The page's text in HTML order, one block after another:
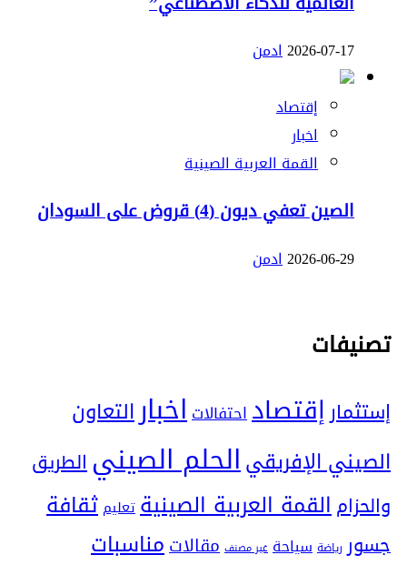
2026-07-17ادمن
إقتصاد
اخبار
القمة العربية الصينية
الصين تعفي ديون (4) قروض على السودان
2026-06-29ادمن
تصنيفات
إستثمارإقتصاداحتفالاتاخبارالتعاون
الصيني الإفريقيالحلم الصينيالطريق
والحزامالقمة العربية الصينيةتعليم ثقافة
جسور رياضة سياحة غير مصنف مقالاتمناسبات